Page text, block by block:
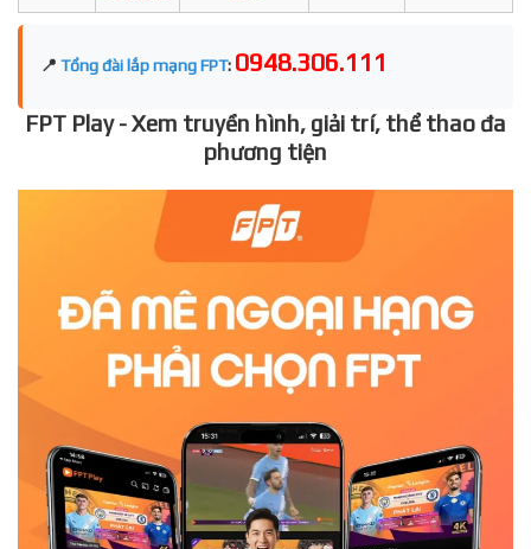
📍 Tổng đài lắp mạng FPT: 0948.306.111
FPT Play - Xem truyền hình, giải trí, thể thao đa
phương tiện